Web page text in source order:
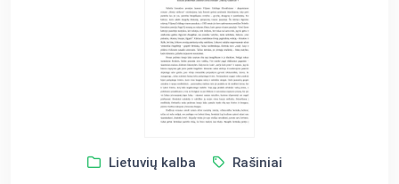
Lietuvių kalba Rašiniai